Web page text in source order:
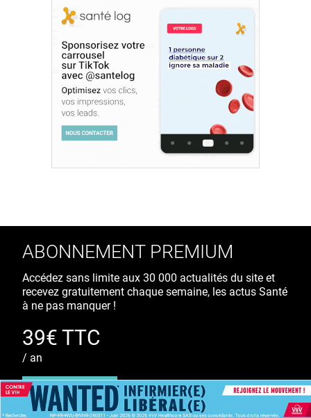
ABONNEMENT PREMIUM
Accédez sans limite aux 30 000 actualités du site et
recevez gratuitement chaque semaine, les actus Santé
à ne pas manquer !
39€ TTC
/ an
S'ABONNER